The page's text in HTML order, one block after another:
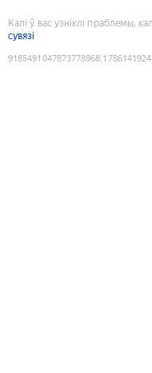
Калі ў вас узніклі праблемы,
сувязі
9185491047873778968:1786141924